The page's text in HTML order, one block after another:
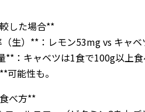
した場合**
（生）**：レモン53mg vs キャ
**：キャベツは1食で100g以上
可能性も。
べ方**